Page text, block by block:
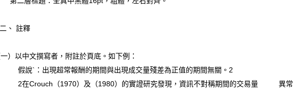
、 註釋
）以中文撰寫者，附註於頁底。如下例：
說`：出現超常報酬的期間與出現成交量殘差為正值的期間無關。2
Crouch（1970）及（1980）的實證研究發現，資訊不對稱期間的交易量 異常大